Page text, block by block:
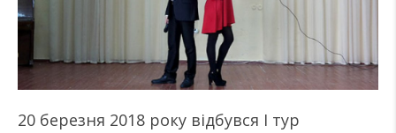
20 березня 2018 року відбувся I тур